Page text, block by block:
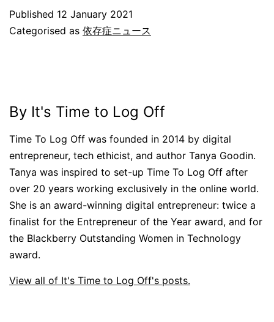
Published 12 January 2021
Categorised as 依存症ニュース
By It's Time to Log Off
Time To Log Off was founded in 2014 by digital
entrepreneur, tech ethicist, and author Tanya Goodin.
Tanya was inspired to set-up Time To Log Off after
over 20 years working exclusively in the online world.
She is an award-winning digital entrepreneur: twice a
finalist for the Entrepreneur of the Year award, and for
the Blackberry Outstanding Women in Technology
award.
View all of It's Time to Log Off's posts.